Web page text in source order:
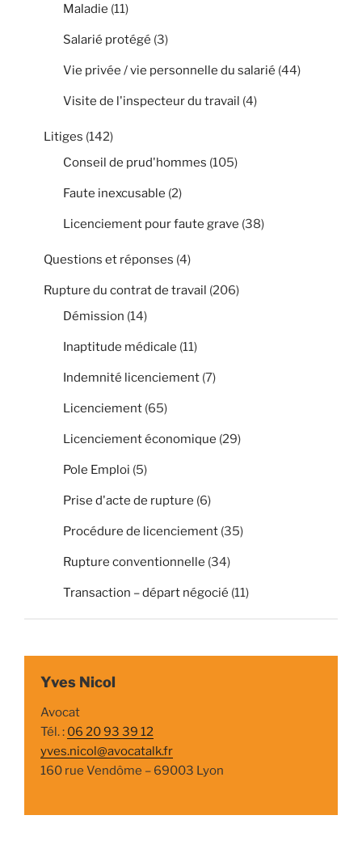
Maladie (11)
Salarié protégé (3)
Vie privée / vie personnelle du salarié (44)
Visite de l'inspecteur du travail (4)
Litiges (142)
Conseil de prud'hommes (105)
Faute inexcusable (2)
Licenciement pour faute grave (38)
Questions et réponses (4)
Rupture du contrat de travail (206)
Démission (14)
Inaptitude médicale (11)
Indemnité licenciement (7)
Licenciement (65)
Licenciement économique (29)
Pole Emploi (5)
Prise d'acte de rupture (6)
Procédure de licenciement (35)
Rupture conventionnelle (34)
Transaction – départ négocié (11)
Yves Nicol
Avocat
Tél. : 06 20 93 39 12
yves.nicol@avocatalk.fr
160 rue Vendôme – 69003 Lyon